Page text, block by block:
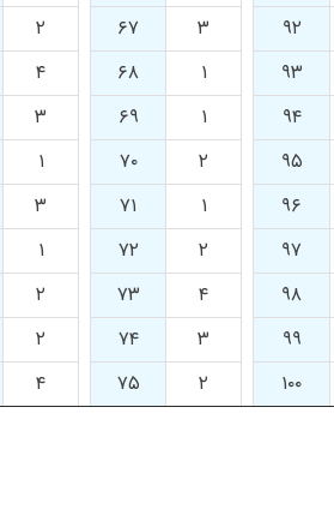
۹۲
۳ ۶۷ ۲
۹۳
۱ ۶۸ ۴
۹۴
۱ ۶۹ ۳
۹۵
۲ ۷۰ ۱
۹۶
۱ ۷۱ ۳
۹۷
۲ ۷۲ ۱
۹۸
۴ ۷۳ ۲
۹۹
۳ ۷۴ ۲
۱۰۰
۲ ۷۵ ۴